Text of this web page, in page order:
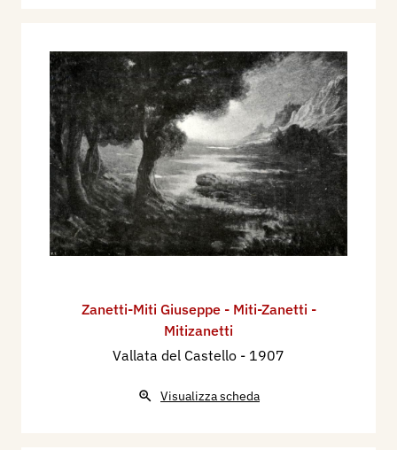
Zanetti-Miti Giuseppe - Miti-Zanetti -
Mitizanetti
Vallata del Castello - 1907
Visualizza scheda